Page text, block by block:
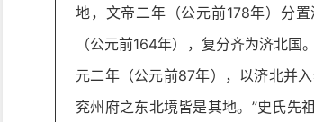
地，文帝二年（公元前178年）分
（公元前164年），复分齐为济北
元二年（公元前87年），以济北并
兖州府之东北境皆是其地。”史氏先